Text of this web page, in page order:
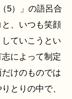
5）」の語呂合
、いつも笑顔
ていこうとい
によって制定
けのものでは
とりの中で、